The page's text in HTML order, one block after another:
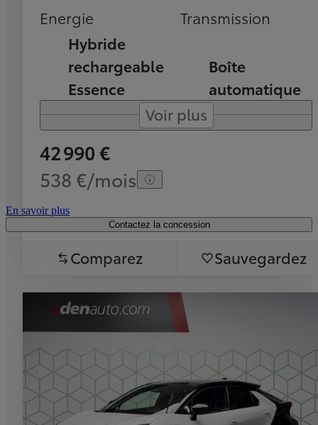
Energie
Hybride
rechargeable
Essence
Transmission
Boîte
automatique
Voir plus
42 990 €
538 €/mois
En savoir plus
Contactez la concession
Comparez Sauvegardez